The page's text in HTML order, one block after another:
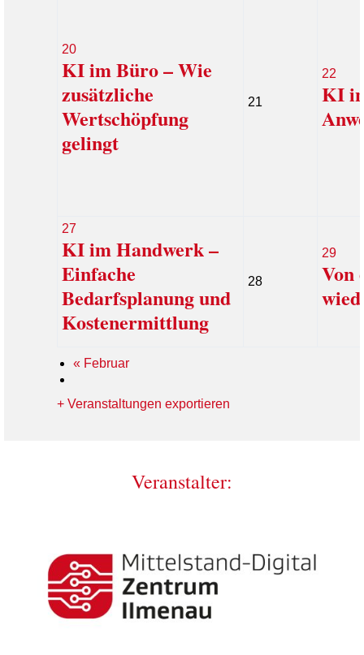
20
KI im Büro – Wie
zusätzliche
Wertschöpfung
gelingt
21
22
KI
27
KI im Handwerk –
Einfache
Bedarfsplanung und
Kostenermittlung
28
29
Von
« Februar
+ Veranstaltungen exportieren
Veranstalter: